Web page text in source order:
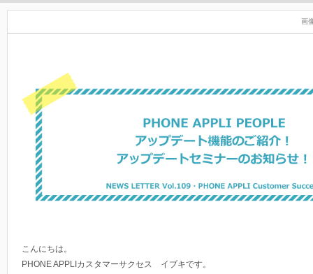
画
こんにちは。
PHONE APPLIカスタマーサクセス イブキです。